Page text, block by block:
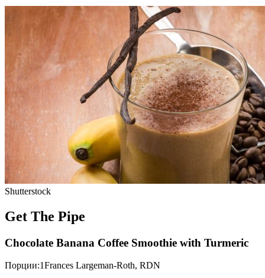
Shutterstock
Get The Pipe
Chocolate Banana Coffee Smoothie with Turmeric
Порции:1Frances Largeman-Roth, RDN